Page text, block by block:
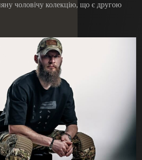
чоловічу колекцію, що є другою